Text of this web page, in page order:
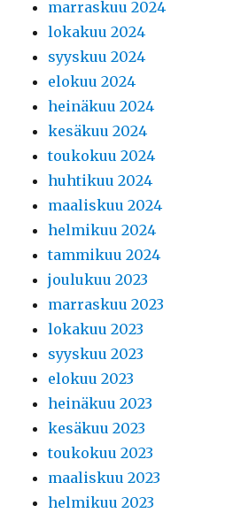
marraskuu 2024
lokakuu 2024
syyskuu 2024
elokuu 2024
heinäkuu 2024
kesäkuu 2024
toukokuu 2024
huhtikuu 2024
maaliskuu 2024
helmikuu 2024
tammikuu 2024
joulukuu 2023
marraskuu 2023
lokakuu 2023
syyskuu 2023
elokuu 2023
heinäkuu 2023
kesäkuu 2023
toukokuu 2023
maaliskuu 2023
helmikuu 2023